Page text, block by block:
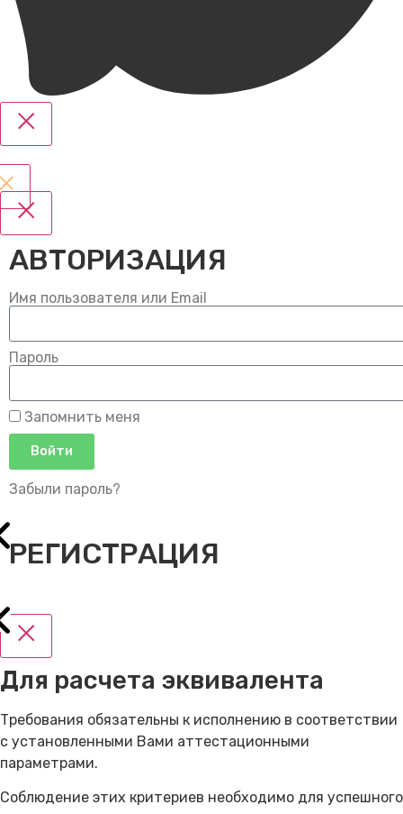
АВТОРИЗАЦИЯ
Имя пользователя или Email
Пароль
Запомнить меня
Войти
Забыли пароль?
РЕГИСТРАЦИЯ
Для расчета эквивалента
Требования обязательны к исполнению в соответствии
с установленными Вами аттестационными
параметрами.
Соблюдение этих критериев необходимо для успешного